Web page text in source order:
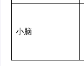
小脑